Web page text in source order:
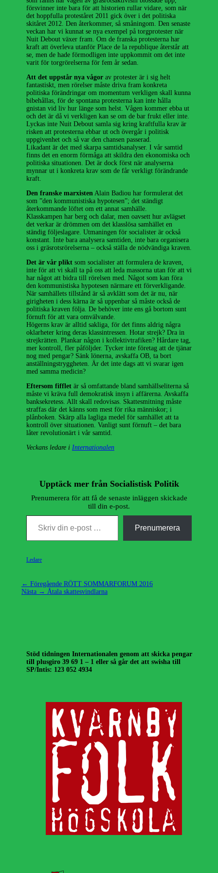
försvinner inte bara för att historien rullar vidare, som när
det hoppfulla proteståret 2011 gick över i det politiska
skitåret 2012. Den återkommer, så småningom. Den senaste
veckan har vi kunnat se nya exempel på torgprotester när
Nuit Debout växer fram. Om de franska protesterna har
kraft att överleva utanför Place de la republique återstår att
se, men de hade förmodligen inte uppkommit om det inte
varit för torgrörelserna för fem år sedan.
Att det uppstår nya vågor av protester är i sig helt
fantastiskt, men rörelser måste driva fram konkreta
politiska förändringar om momentum verkligen skall kunna
bibehållas, för de spontana protesterna kan inte hålla
gnistan vid liv hur länge som helst. Vågen kommer ebba ut
och det är då vi verkligen kan se om de bar frukt eller inte.
Lyckas inte Nuit Debout samla sig kring kraftfulla krav är
risken att protesterna ebbar ut och övergår i politisk
uppgivenhet och så var den chansen passerad.
Likadant är det med skarpa samtidsanalyser. I vår samtid
finns det en enorm förmåga att skildra den ekonomiska och
politiska situationen. Det är dock först när analyserna
mynnar ut i konkreta krav som de får verkligt förändrande
kraft.
Den franske marxisten Alain Badiou har formulerat det
som ”den kommunistiska hypotesen”; det ständigt
återkommande löftet om ett annat samhälle.
Klasskampen har berg och dalar, men oavsett hur avlägset
det verkar är drömmen om det klasslösa samhället en
ständig följeslagare. Utmaningen för socialister är också
konstant. Inte bara analysera samtiden, inte bara organisera
oss i gräsrotsrörelserna – också ställa de nödvändiga kraven.
Det är vår plikt som socialister att formulera de kraven,
inte för att vi skall ta på oss att leda massorna utan för att vi
har något att bidra till rörelsen med. Något som kan föra
den kommunistiska hypotesen närmare ett förverkligande.
När samhällets tillstånd är så avklätt som det är nu, när
girigheten i dess kärna är så uppenbar så måste också de
politiska kraven följa. De behöver inte ens gå bortom sunt
förnuft för att vara omvälvande.
Högerns krav är alltid sakliga, för det finns aldrig några
oklarheter kring deras klassintressen. Hotar strejk? Dra in
strejkrätten. Plankar någon i kollektivtrafiken? Hårdare tag,
mer kontroll, fler påföljder. Tycker inte företag att de tjänar
nog med pengar? Sänk lönerna, avskaffa OB, ta bort
anställnings­tryggheten. Är det inte dags att vi svarar igen
med samma medicin?
Eftersom fifflet är så omfattande bland samhällseliterna så
måste vi kräva full demokratisk insyn i affärerna. Avskaffa
banksekretess. Allt skall redovisas. Skattesmitning måste
straffas där det känns som mest för rika människor; i
plånboken. Skärp alla lagliga medel för samhället att ta
kontroll över situationen. Vanligt sunt förnuft – det bara
låter revolutionärt i vår samtid.
Veckans ledare i Internationalen
Upptäck mer från Socialistisk Politik
Prenumerera för att få de senaste inläggen skickade
till din e-post.
Skriv din e-post …
Prenumerera
Kategorier
Ledare
Inläggsnavigering
← Föregående Föregående
inlägg:
RÖTT SOMMARFORUM 2016
Nästa → Nästa
Åtala skattesvindlarna
Stöd tidningen Internationalen genom att skicka pengar
till plusgiro 39 69 1 – 1 eller så går det att swisha till
SP/Intis: 123 052 4934